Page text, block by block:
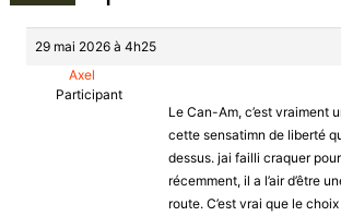
29 mai 2026 à 4h25
Axel
Participant
Le Can-Am, c’est vraiment
cette sensatimn de liberté
dessus. jai failli craquer
récemment, il a l’air d’être
route. C’est vrai que le